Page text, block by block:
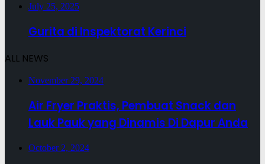
July 25, 2025
Gurita di Inspektorat Kerinci
ALL NEWS
November 29, 2024
Air Fryer Praktis, Pembuat Snack dan
Lauk Pauk yang Dinamis Di Dapur Anda
October 2, 2024